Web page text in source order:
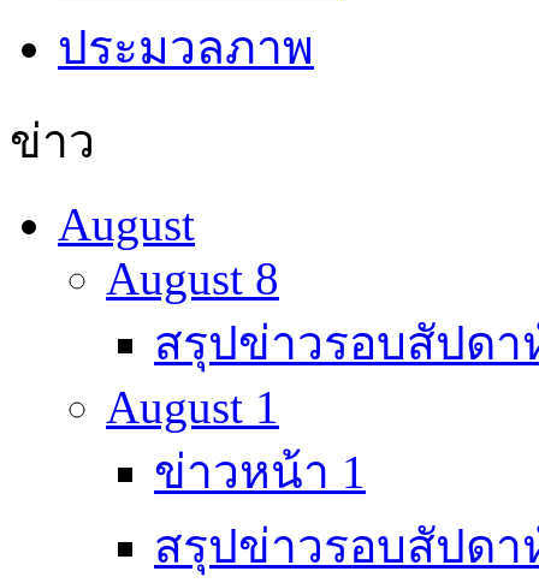
ประมวลภาพ
ข่าว
August
August 8
สรุปข่าวรอบสัปดา
August 1
ข่าวหน้า 1
สรุปข่าวรอบสัปดา